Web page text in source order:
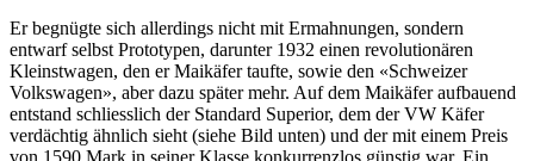
Er begnügte sich allerdings nicht mit Ermahnungen, sondern
entwarf selbst Prototypen, darunter 1932 einen revolutionären
Kleinstwagen, den er Maikäfer taufte, sowie den «Schweizer
Volkswagen», aber dazu später mehr. Auf dem Maikäfer aufbauend
entstand schliesslich der Standard Superior, dem der VW Käfer
verdächtig ähnlich sieht (siehe Bild unten) und der mit einem Preis
von 1590 Mark in seiner Klasse konkurrenzlos günstig war. Ein